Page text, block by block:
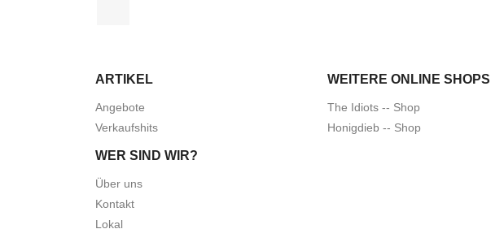
ARTIKEL
Angebote
Verkaufshits
WEITERE ONLINE SHOPS
The Idiots -- Shop
Honigdieb -- Shop
WER SIND WIR?
Über uns
Kontakt
Lokal